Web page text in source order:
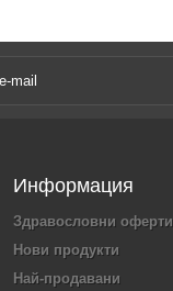
Информация
Здравословни оферти
Нови продукти
Най-продавани